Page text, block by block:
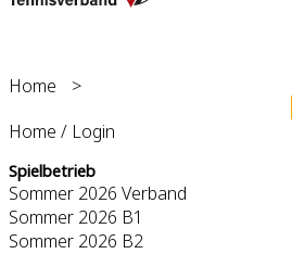
Home
>
Home / Login
Spielbetrieb
Sommer 2026 Verband
Sommer 2026 B1
Sommer 2026 B2